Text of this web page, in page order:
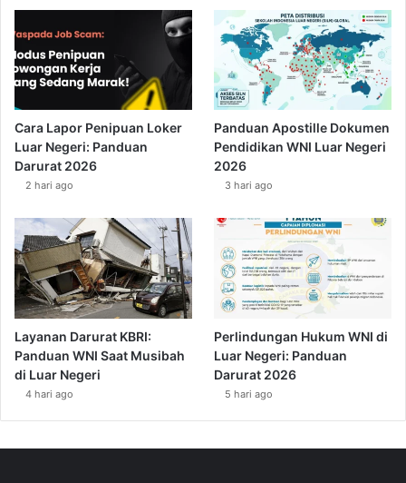
Cara Lapor Penipuan Loker
Luar Negeri: Panduan
Darurat 2026
2 hari ago
Panduan Apostille Dokumen
Pendidikan WNI Luar Negeri
2026
3 hari ago
Layanan Darurat KBRI:
Panduan WNI Saat Musibah
di Luar Negeri
4 hari ago
Perlindungan Hukum WNI di
Luar Negeri: Panduan
Darurat 2026
5 hari ago